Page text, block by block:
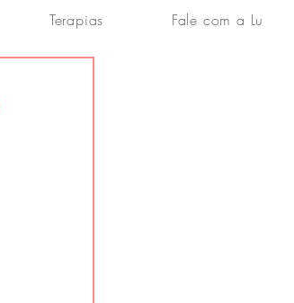
Terapias Fale com a Lu